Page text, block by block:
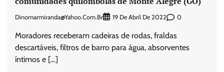
Dinomarmiranda@yahoo.com.br 19 De Abril De 2022 0
Moradores receberam cadeiras de rodas, fraldas
descartáveis, filtros de barro para água, absorventes
íntimos e […]